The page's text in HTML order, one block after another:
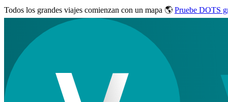
Todos los grandes viajes comienzan con un mapa 🌎 Pruebe DOTS